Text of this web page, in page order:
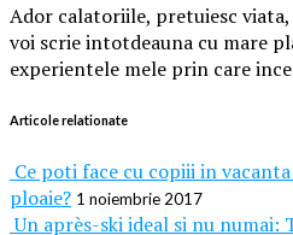
Ador calatoriile, pretuiesc
voi scrie intotdeauna cu mare
experientele mele prin care
Articole relationate
Ce poti face cu copiii in
ploaie? 1 noiembrie 2017
Un après-ski ideal si nu numai: